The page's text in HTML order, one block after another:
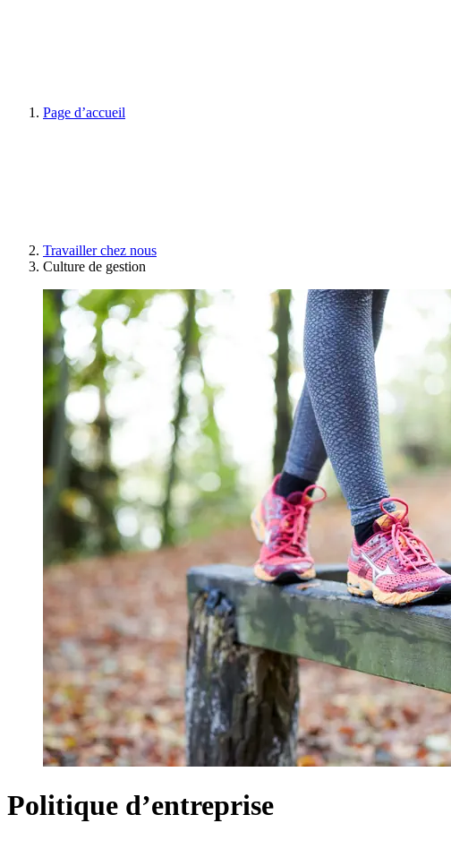
Page d’accueil
Travailler chez nous
Culture de gestion
Politique d’entreprise